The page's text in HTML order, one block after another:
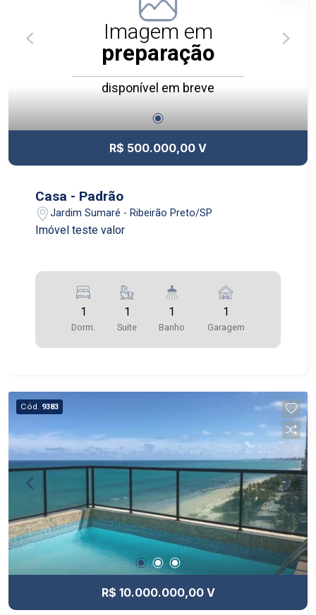
de lazer completo, pensado para todas as
idades, incluindo espaços de convivência, áreas
de recreação, ambientes para relaxamento e
estrutura ideal para momentos de lazer e bem-
segurança 24 horas, garantindo mais proteção e
unir sofisticação, praticidade e segurança em
uma localização estratégica de Ribeirão Preto.
Imagem em
preparação
disponível em breve
R$ 500.000,00 V
Casa - Padrão
Jardim Sumaré - Ribeirão Preto/SP
Imóvel teste valor
1
Dorm.
1
Suite
1
Banho
1
Garagem
Cód. 9383
R$ 10.000.000,00 V